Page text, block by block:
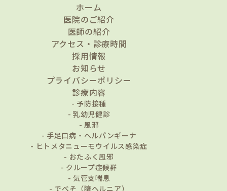
ホーム
医院のご紹介
医師の紹介
アクセス・診療時間
採用情報
お知らせ
プライバシーポリシー
診療内容
予防接種
乳幼児健診
風邪
手足口病・ヘルパンギーナ
ヒトメタニューモウイルス感染症
おたふく風邪
クループ症候群
気管支喘息
でべそ（臍ヘルニア）